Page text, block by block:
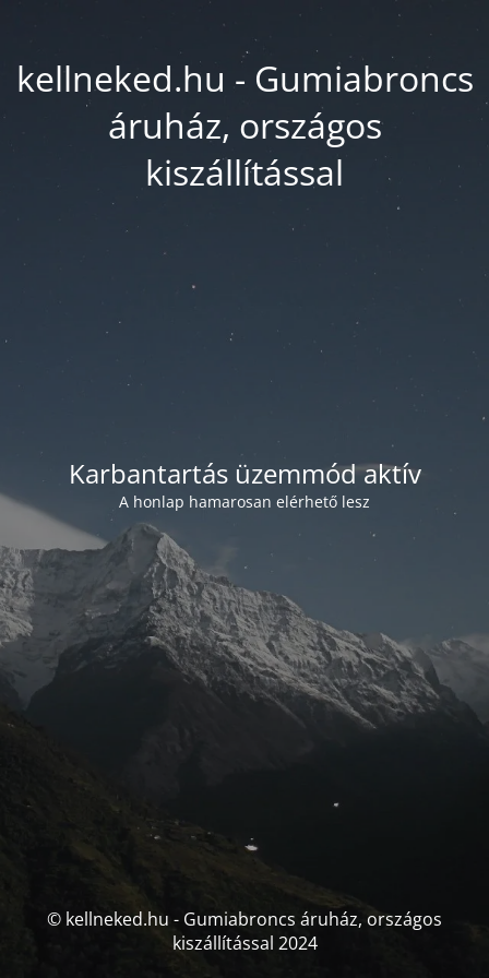
kellneked.hu - Gumiabroncs
áruház, országos
kiszállítással
Karbantartás üzemmód aktív
A honlap hamarosan elérhető lesz
© kellneked.hu - Gumiabroncs áruház, országos
kiszállítással 2024